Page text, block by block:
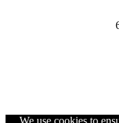
We use cookies to